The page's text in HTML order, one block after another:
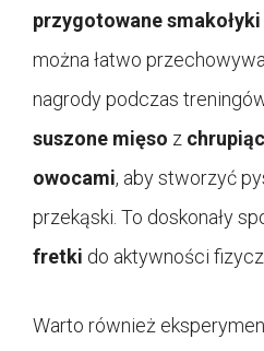
przygotowane
można łatwo
nagrody podczas
suszone mięso z
owocami, aby stworzyć
przekąski. To doskonały
fretki do aktywności
Warto również